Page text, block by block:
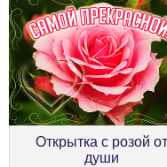
Открытка с розой от
души